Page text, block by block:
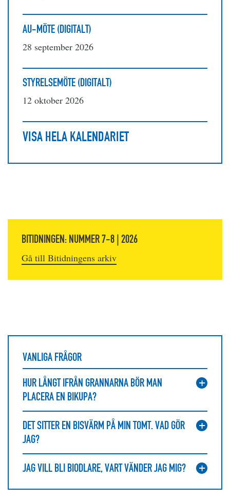
AU-MÖTE (DIGITALT)
28 september 2026
STYRELSEMÖTE (DIGITALT)
12 oktober 2026
VISA HELA KALENDARIET
BITIDNINGEN: NUMMER 7-8 | 2026
Gå till Bitidningens arkiv
VANLIGA FRÅGOR
HUR LÅNGT IFRÅN GRANNARNA BÖR MAN
PLACERA EN BIKUPA?
DET SITTER EN BISVÄRM PÅ MIN TOMT. VAD GÖR
JAG?
JAG VILL BLI BIODLARE, VART VÄNDER JAG MIG?